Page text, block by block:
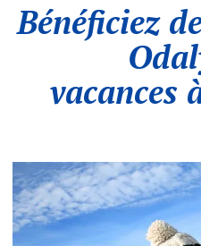
Bénéficiez
vacances